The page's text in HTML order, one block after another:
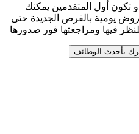
أول المتقدمين يمكنك
يومية بالفرص الجديدة حتى
فيها ومراجعتها فور صدورها
بأحدث الوظائف